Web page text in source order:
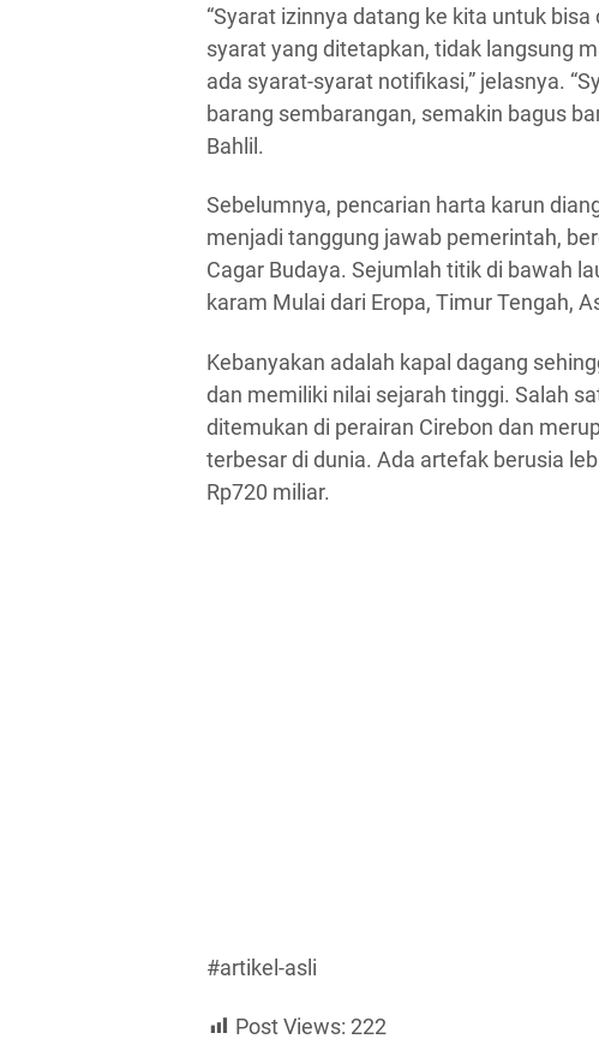
“Syarat izinnya datang ke kita untuk
syarat yang ditetapkan, tidak langsung
ada syarat-syarat notifikasi,” jelasnya.
barang sembarangan, semakin bagus
Bahlil.
Sebelumnya, pencarian harta karun
menjadi tanggung jawab pemerintah,
Cagar Budaya. Sejumlah titik di bawah
karam Mulai dari Eropa, Timur Tengah,
Kebanyakan adalah kapal dagang
dan memiliki nilai sejarah tinggi. Salah
ditemukan di perairan Cirebon dan
terbesar di dunia. Ada artefak berusia
Rp720 miliar.
#artikel-asli
Post Views: 222